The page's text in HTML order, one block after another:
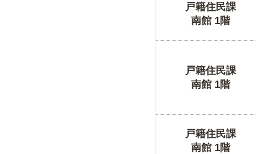
戸籍住民課
南館 1階
戸籍住民課
南館 1階
戸籍住民課
南館 1階